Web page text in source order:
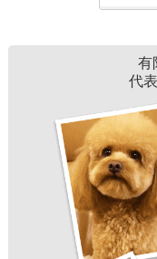
有
代